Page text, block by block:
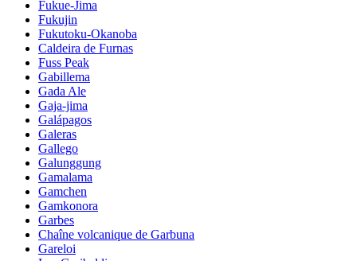
Fukue-Jima
Fukujin
Fukutoku-Okanoba
Caldeira de Furnas
Fuss Peak
Gabillema
Gada Ale
Gaja-jima
Galápagos
Galeras
Gallego
Galunggung
Gamalama
Gamchen
Gamkonora
Garbes
Chaîne volcanique de Garbuna
Gareloi